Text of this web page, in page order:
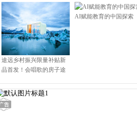
途远乡村振兴限量补贴新
品首发！会唱歌的房子途
AI赋能教育的中国探索